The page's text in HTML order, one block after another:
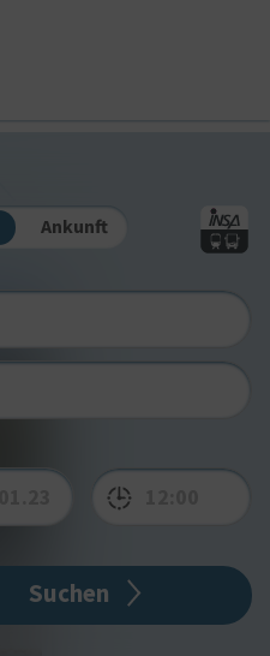
Ankunft
Suchen
Irxleben –
Hohenwarsleben